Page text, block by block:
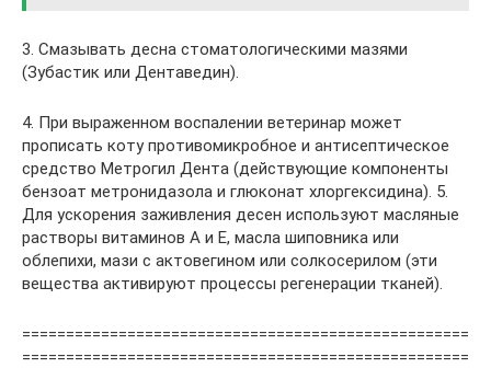
3. Смазывать десна стоматологическими мазями
(Зубастик или Дентаведин).
4. При выраженном воспалении ветеринар может
прописать коту противомикробное и антисептическое
средство Метрогил Дента (действующие компоненты
бензоат метронидазола и глюконат хлоргексидина). 5.
Для ускорения заживления десен используют масляные
растворы витаминов А и Е, масла шиповника или
облепихи, мази с актовегином или солкосерилом (эти
вещества активируют процессы регенерации тканей).
===================================================
===================================================